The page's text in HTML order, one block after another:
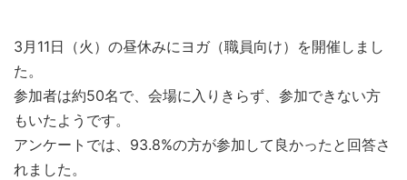
3月11日（火）の昼休みにヨガ（職員向け）を開催しまし
た。
参加者は約50名で、会場に入りきらず、参加できない方
もいたようです。
アンケートでは、93.8%の方が参加して良かったと回答さ
れました。